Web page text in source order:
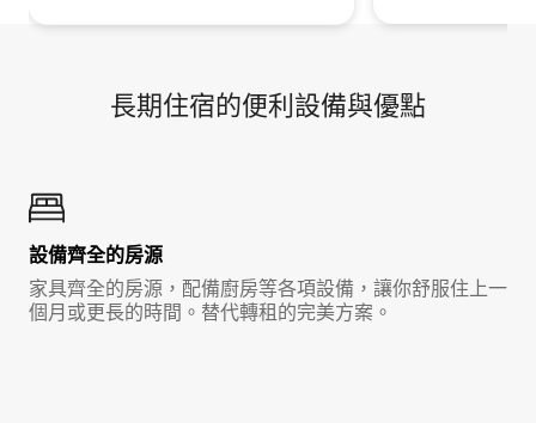
長期住宿的便利設備與優點
設備齊全的房源
家具齊全的房源，配備廚房等各項設備，讓你舒服住上一
個月或更長的時間。替代轉租的完美方案。